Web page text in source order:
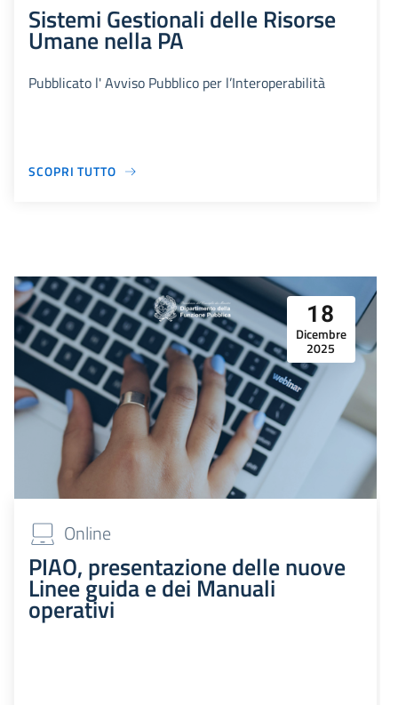
Sistemi Gestionali delle Risorse
Umane nella PA
Pubblicato l' Avviso Pubblico per l’Interoperabilità
SCOPRI TUTTO
18
Dicembre
2025
Online
PIAO, presentazione delle nuove
Linee guida e dei Manuali
operativi